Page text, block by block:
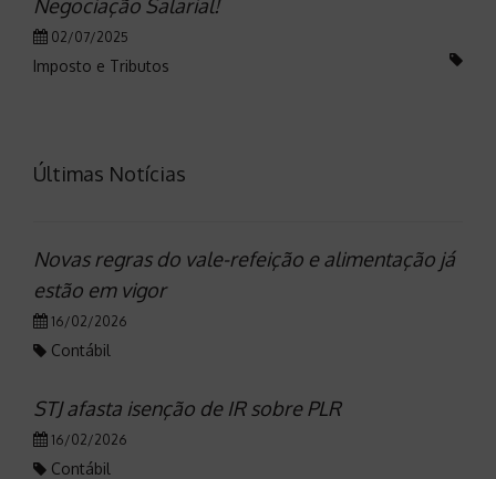
Negociação Salarial!
02/07/2025
Imposto e Tributos
Últimas Notícias
Novas regras do vale-refeição e alimentação já
estão em vigor
16/02/2026
Contábil
STJ afasta isenção de IR sobre PLR
16/02/2026
Contábil